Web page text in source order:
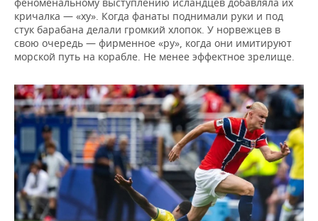
кричалка — «ху». Когда фанаты поднимали руки и под
стук барабана делали громкий хлопок. У норвежцев в
свою очередь — фирменное «ру», когда они имитируют
морской путь на корабле. Не менее эффектное зрелище.